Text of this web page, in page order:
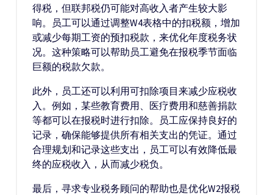
得税，但联邦税仍可能对高收入者产生较大影
响。员工可以通过调整W4表格中的扣税额，增加
或减少每期工资的预扣税款，来优化年度税务状
况。这种策略可以帮助员工避免在报税季节面临
巨额的税款欠款。
此外，员工还可以利用可扣除项目来减少应税收
入。例如，某些教育费用、医疗费用和慈善捐款
等都可以在报税时进行扣除。员工应保持良好的
记录，确保能够提供所有相关支出的凭证。通过
合理规划和记录这些支出，员工可以有效降低最
终的应税收入，从而减少税负。
最后，寻求专业税务顾问的帮助也是优化W2报税